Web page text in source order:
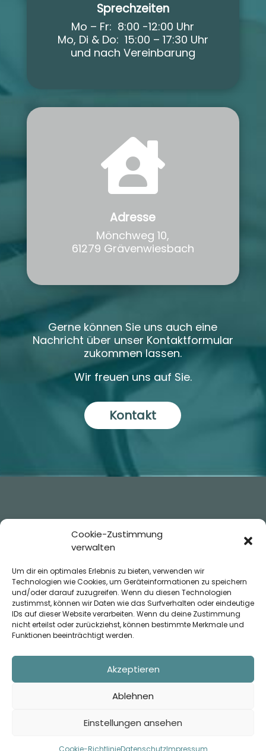
Cookie-Zustimmung
verwalten
Um dir ein optimales Erlebnis zu bieten, verwenden wir
Technologien wie Cookies, um Geräteinformationen zu speichern
und/oder darauf zuzugreifen. Wenn du diesen Technologien
zustimmst, können wir Daten wie das Surfverhalten oder eindeutige
IDs auf dieser Website verarbeiten. Wenn du deine Zustimmung
nicht erteilst oder zurückziehst, können bestimmte Merkmale und
Funktionen beeinträchtigt werden.
Akzeptieren
Ablehnen
Einstellungen ansehen
Cookie-RichtlinieDatenschutzImpressum
Sprechzeiten
Mo – Fr: 8:00 -12:00 Uhr
Mo, Di & Do: 15:00 – 17:30 Uhr
und nach Vereinbarung

Adresse
Mönchweg 10,
61279 Grävenwiesbach
Gerne können Sie uns auch eine
Nachricht über unser Kontaktformular
zukommen lassen.
Wir freuen uns auf Sie.
Kontakt
Impressum
Datenschutz
Cookie-Richtlinie (EU)
© Hausarztpraxis Grävenwiesbach 2024